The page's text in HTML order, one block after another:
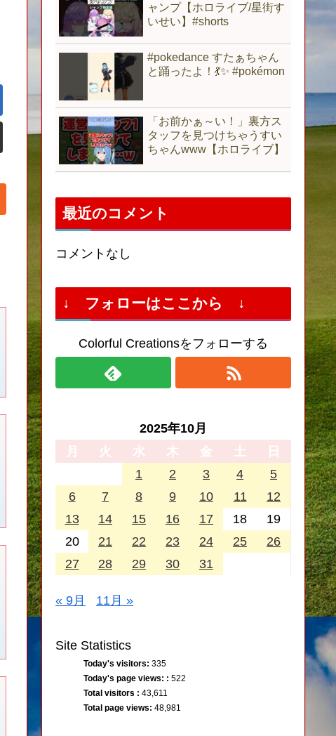
ャンプ【ホロライブ/星街す
いせい】#shorts
#pokedance すたぁちゃん
と踊ったよ！💃✨ #pokémon
「お前かぁ～い！」裏方ス
タッフを見つけちゃうすい
ちゃんwww【ホロライブ】
最近のコメント
コメントなし
↓ フォローはここから ↓
Colorful Creationsをフォローする
2025年10月
月
火 水 木 金 土
日
1
2 3 4
5
6
7 8 9 10 11
12
13
14 15 16 17 18
19
20
21 22 23 24 25
26
27
28 29 30 31
« 9月 11月 »
Site Statistics
Today's visitors: 335
Today's page views: : 522
Total visitors : 43,611
Total page views: 48,981